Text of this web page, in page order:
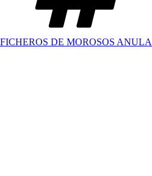
DE MOROSOS